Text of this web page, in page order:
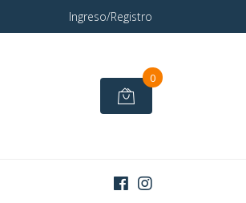
Ingreso/Registro
0